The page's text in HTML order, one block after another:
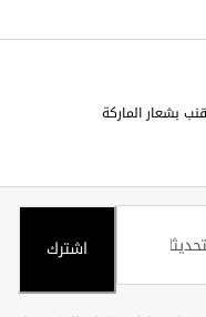
بشعار الماركة
اشترك